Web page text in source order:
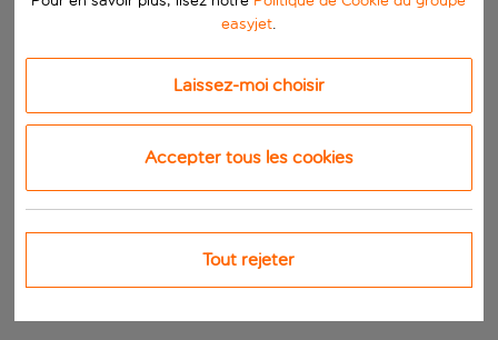
easyjet.
Laissez-moi choisir
Accepter tous les cookies
Tout rejeter